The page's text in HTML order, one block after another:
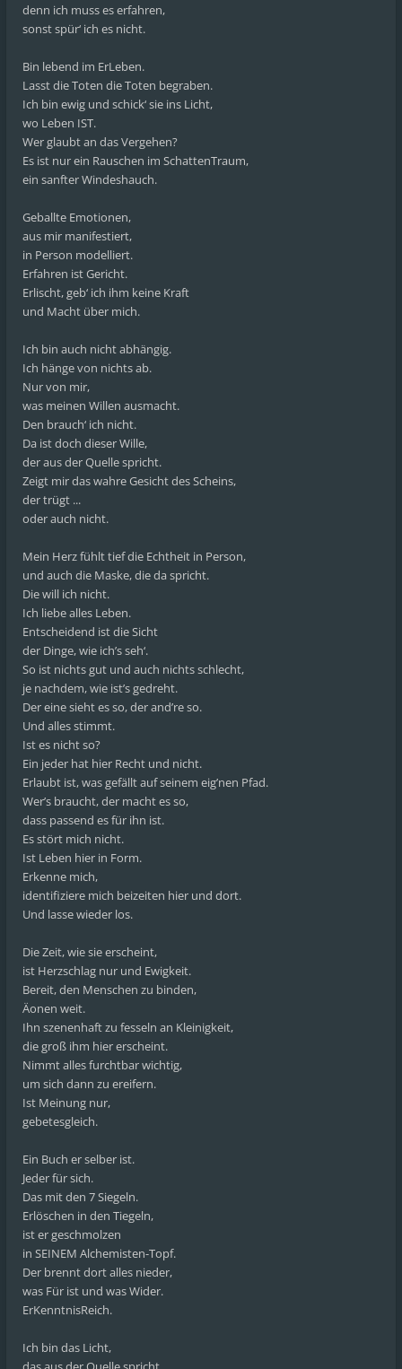
denn ich muss es erfahren,
sonst spür‘ ich es nicht.
Bin lebend im ErLeben.
Lasst die Toten die Toten begraben.
Ich bin ewig und schick‘ sie ins Licht,
wo Leben IST.
Wer glaubt an das Vergehen?
Es ist nur ein Rauschen im SchattenTraum,
ein sanfter Windeshauch.
Geballte Emotionen,
aus mir manifestiert,
in Person modelliert.
Erfahren ist Gericht.
Erlischt, geb‘ ich ihm keine Kraft
und Macht über mich.
Ich bin auch nicht abhängig.
Ich hänge von nichts ab.
Nur von mir,
was meinen Willen ausmacht.
Den brauch‘ ich nicht.
Da ist doch dieser Wille,
der aus der Quelle spricht.
Zeigt mir das wahre Gesicht des Scheins,
der trügt ...
oder auch nicht.
Mein Herz fühlt tief die Echtheit in Person,
und auch die Maske, die da spricht.
Die will ich nicht.
Ich liebe alles Leben.
Entscheidend ist die Sicht
der Dinge, wie ich’s seh‘.
So ist nichts gut und auch nichts schlecht,
je nachdem, wie ist’s gedreht.
Der eine sieht es so, der and’re so.
Und alles stimmt.
Ist es nicht so?
Ein jeder hat hier Recht und nicht.
Erlaubt ist, was gefällt auf seinem eig’nen Pfad.
Wer’s braucht, der macht es so,
dass passend es für ihn ist.
Es stört mich nicht.
Ist Leben hier in Form.
Erkenne mich,
identifiziere mich beizeiten hier und dort.
Und lasse wieder los.
Die Zeit, wie sie erscheint,
ist Herzschlag nur und Ewigkeit.
Bereit, den Menschen zu binden,
Äonen weit.
Ihn szenenhaft zu fesseln an Kleinigkeit,
die groß ihm hier erscheint.
Nimmt alles furchtbar wichtig,
um sich dann zu ereifern.
Ist Meinung nur,
gebetesgleich.
Ein Buch er selber ist.
Jeder für sich.
Das mit den 7 Siegeln.
Erlöschen in den Tiegeln,
ist er geschmolzen
in SEINEM Alchemisten-Topf.
Der brennt dort alles nieder,
was Für ist und was Wider.
ErKenntnisReich.
Ich bin das Licht,